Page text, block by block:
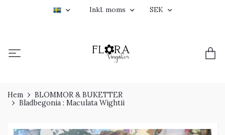
Inkl. moms SEK
Hem
BLOMMOR & BUKETTER
Bladbegonia : Maculata Wightii